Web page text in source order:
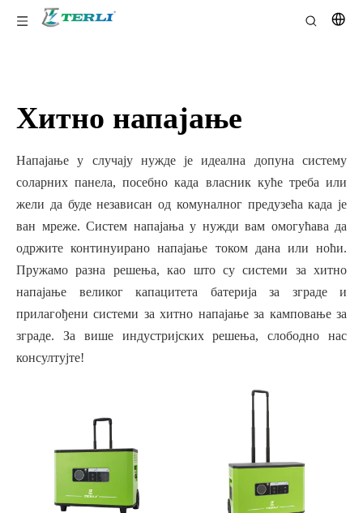
Хитно напајање
Напајање у случају нужде је идеална допуна систему
соларних панела, посебно када власник куће треба или
жели да буде независан од комуналног предузећа када је
ван мреже. Систем напајања у нужди вам омогућава да
одржите континуирано напајање током дана или ноћи.
Пружамо разна решења, као што су системи за хитно
напајање великог капацитета батерија за зграде и
прилагођени системи за хитно напајање за камповање за
зграде. За више индустријских решења, слободно нас
консултујте!